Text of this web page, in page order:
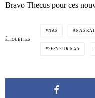
Bravo Thecus pour ces
ÉTIQUETTES
NAS NAS
SERVEUR NAS